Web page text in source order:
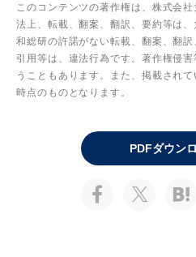
このコンテンツの著作権は、株式会
法上、転載、翻案、翻訳、要約等は
和総研の許諾がない転載、翻案、翻
引用等は、違法行為です。著作権侵
うこともあります。また、掲載され
時点のものとなります。
PDFダウン